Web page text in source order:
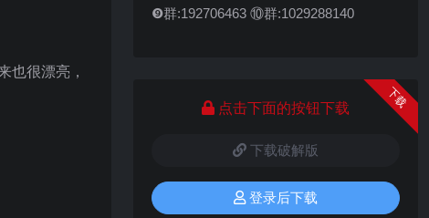
也很漂亮，
❾群:192706463 ⑩群:1029288140
下载
点击下面的按钮下载
下载破解版
登录后下载